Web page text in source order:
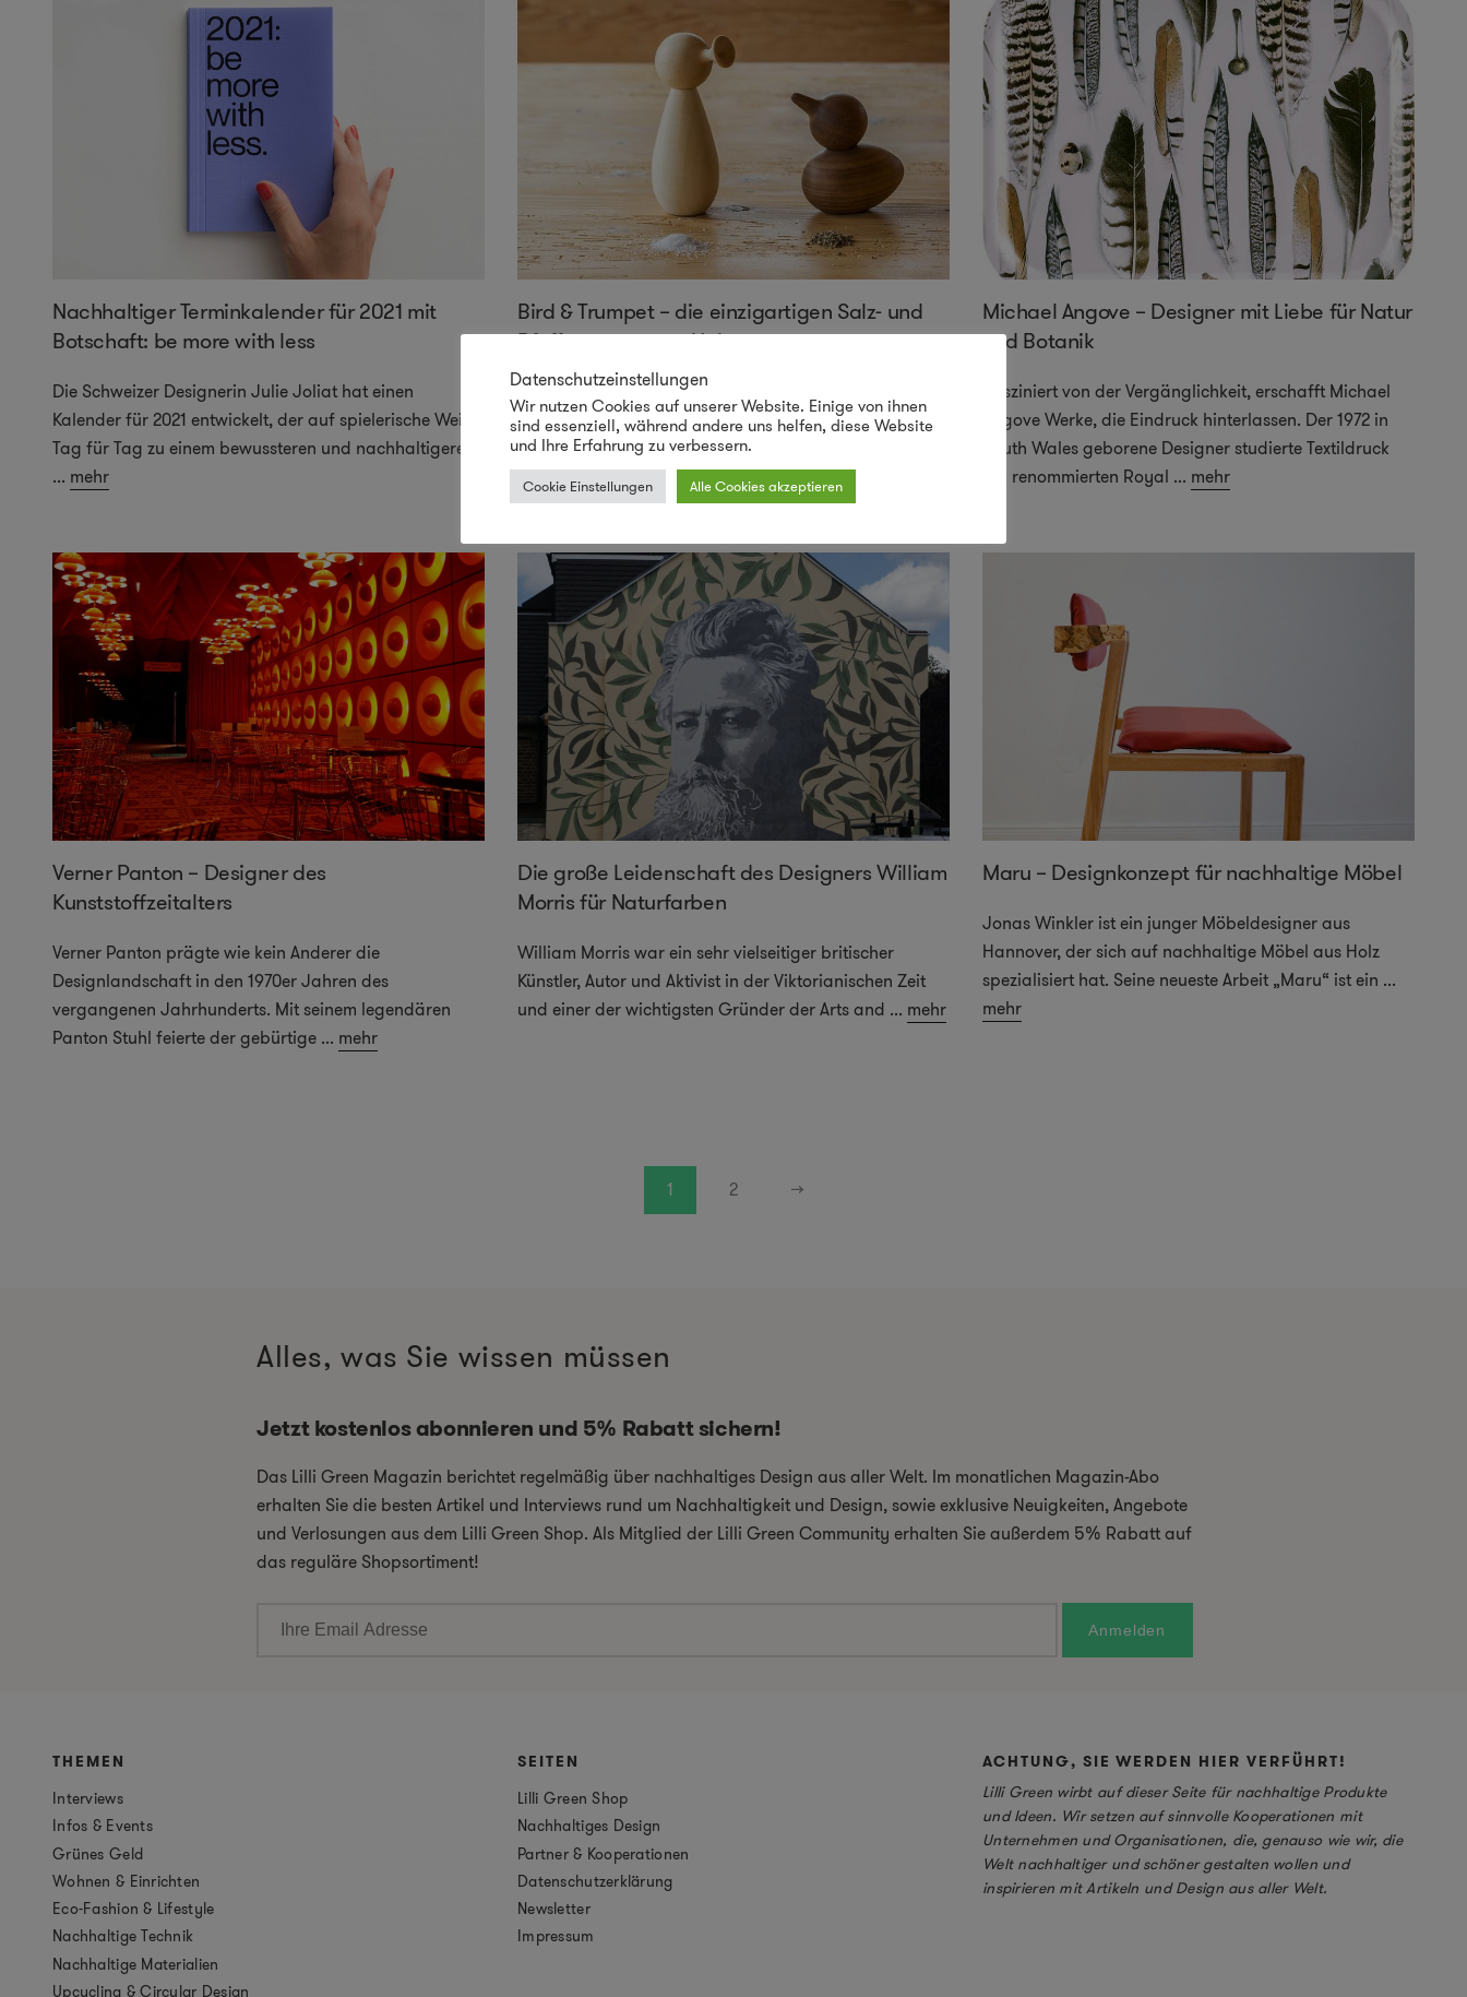
Nachhaltiger Terminkalender für 2021 mit
Botschaft: be more with less
Die Schweizer Designerin Julie Joliat hat einen
Kalender für 2021 entwickelt, der auf spielerische Weise
Tag für Tag zu einem bewussteren und nachhaltigeren
... mehr
Bird & Trumpet – die einzigartigen Salz- und
Pfefferstreuer aus Holz
Auf der Suche nach einem originellen Geschenk? Bird &
Trumpet sind keine gewöhnlichen Salz- und
Pfefferstreuer aus Holz. Sie stammen vom Künstler
Karim...mehr
Michael Angove – Designer mit Liebe für Natur
und Botanik
Fasziniert von der Vergänglichkeit, erschafft Michael
Angove Werke, die Eindruck hinterlassen. Der 1972 in
South Wales geborene Designer studierte Textildruck
am renommierten Royal ... mehr
Verner Panton – Designer des
Kunststoffzeitalters
Verner Panton prägte wie kein Anderer die
Designlandschaft in den 1970er Jahren des
vergangenen Jahrhunderts. Mit seinem legendären
Panton Stuhl feierte der gebürtige ... mehr
Die große Leidenschaft des Designers William
Morris für Naturfarben
William Morris war ein sehr vielseitiger britischer
Künstler, Autor und Aktivist in der Viktorianischen Zeit
und einer der wichtigsten Gründer der Arts and ... mehr
Maru – Designkonzept für nachhaltige Möbel
Jonas Winkler ist ein junger Möbeldesigner aus
Hannover, der sich auf nachhaltige Möbel aus Holz
spezialisiert hat. Seine neueste Arbeit „Maru“ ist ein ...
mehr
1 2 →
Alles, was Sie wissen müssen
Jetzt kostenlos abonnieren und 5% Rabatt sichern!
Das Lilli Green Magazin berichtet regelmäßig über nachhaltiges Design aus aller Welt. Im monatlichen Magazin-Abo
erhalten Sie die besten Artikel und Interviews rund um Nachhaltigkeit und Design, sowie exklusive Neuigkeiten, Angebote
und Verlosungen aus dem Lilli Green Shop. Als Mitglied der Lilli Green Community erhalten Sie außerdem 5% Rabatt auf
das reguläre Shopsortiment!
THEMEN
Interviews
Infos & Events
Grünes Geld
Wohnen & Einrichten
Eco-Fashion & Lifestyle
Nachhaltige Technik
Nachhaltige Materialien
Upcycling & Circular Design
SEITEN
Lilli Green Shop
Nachhaltiges Design
Partner & Kooperationen
Datenschutzerklärung
Newsletter
Impressum
ACHTUNG, SIE WERDEN HIER VERFÜHRT!
Lilli Green wirbt auf dieser Seite für nachhaltige Produkte
und Ideen. Wir setzen auf sinnvolle Kooperationen mit
Unternehmen und Organisationen, die, genauso wie wir, die
Welt nachhaltiger und schöner gestalten wollen und
inspirieren mit Artikeln und Design aus aller Welt.
Datenschutzeinstellungen
Wir nutzen Cookies auf unserer Website. Einige von ihnen
sind essenziell, während andere uns helfen, diese Website
und Ihre Erfahrung zu verbessern.
Cookie Einstellungen Alle Cookies akzeptieren